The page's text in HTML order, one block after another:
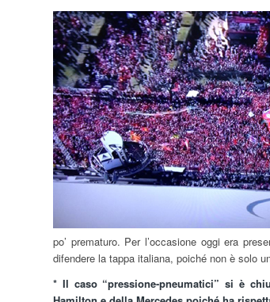
po’ prematuro. Per l’occasione oggi era
difendere la tappa italiana, poiché non è solo
* Il caso “pressione-pneumatici” si è